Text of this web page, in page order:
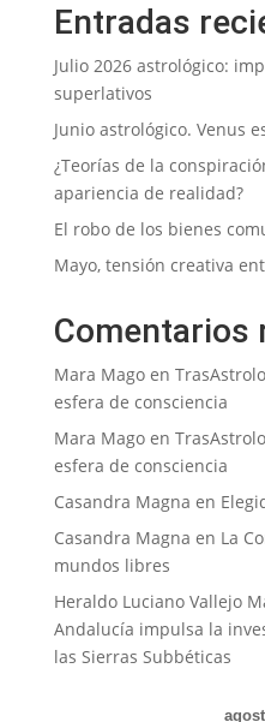
Entradas
Julio 2026 astrológico:
superlativos
Junio astrológico. Venus
¿Teorías de la
apariencia de realidad?
El robo de los bienes
Mayo, tensión creativa
Comentarios
Mara Magoen
esfera de consciencia
Mara Magoen
esfera de consciencia
Casandra Magna en
Casandra Magna en La
mundos libres
Heraldo Luciano Vallejo
Andalucía impulsa la
las Sierras Subbéticas